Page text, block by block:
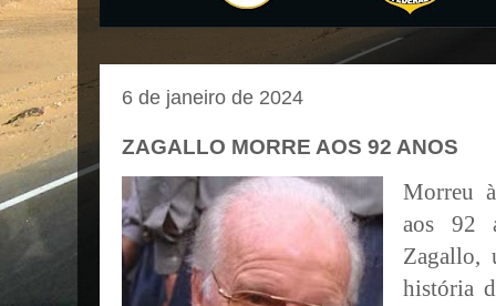
6 de janeiro de 2024
ZAGALLO MORRE AOS 92 ANOS
Morreu
aos 92
Zagallo,
história